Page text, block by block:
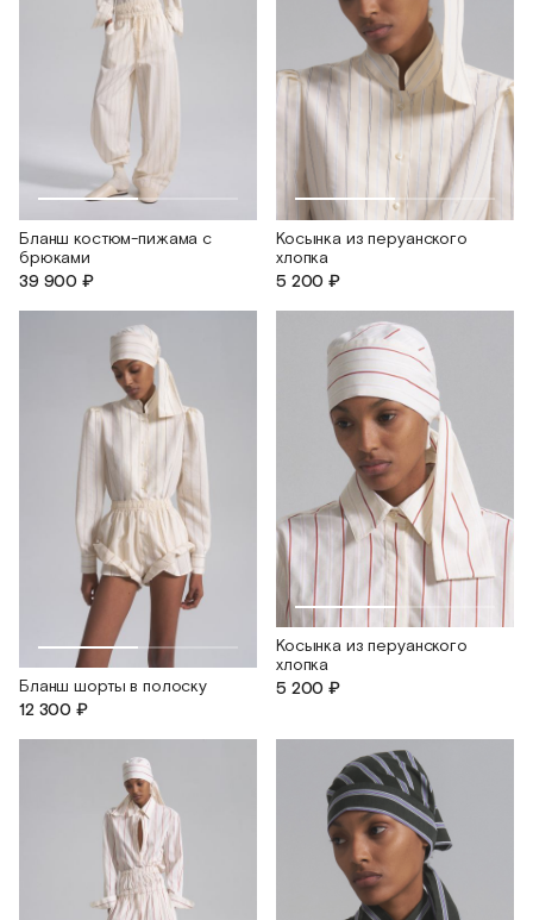
Бланш костюм-пижама с
брюками
39 900 ₽
Косынка из перуанского
хлопка
5 200 ₽
Бланш шорты в полоску
12 300 ₽
Косынка из перуанского
хлопка
5 200 ₽